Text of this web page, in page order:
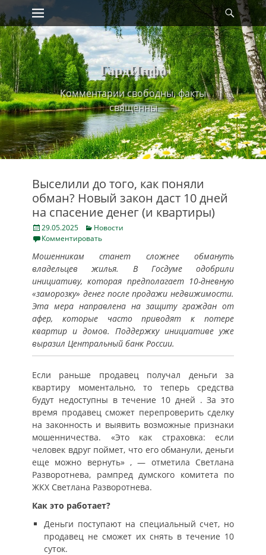
Skip
to
content
Primary Menu
ГардИнфо
Комментарии свободны, факты
священны
Выселили до того, как поняли
обман? Новый закон даст 10 дней
на спасение денег (и квартиры)
Posted
on
29.05.2025 Categories
Новости
Комментировать
Мошенникам станет сложнее обмануть
владельцев жилья. В Госдуме одобрили
инициативу, которая предполагает 10-дневную
«заморозку» денег после продажи недвижимости.
Эта мера направлена на защиту граждан от
афер, которые часто приводят к потере
квартир и домов. Поддержку инициативе уже
выразил Центральный банк России.
Если раньше продавец получал деньги за
квартиру моментально, то теперь средства
будут недоступны в течение 10 дней . За это
время продавец сможет перепроверить сделку
на законность и выявить возможные признаки
мошенничества. «Это как страховка: если
человек вдруг поймет, что его обманули, деньги
еще можно вернуть» , — отметила Светлана
Разворотнева, pампред думского комитета по
ЖКХ Светлана Разворотнева.
Как это работает?
Деньги поступают на специальный счет, но
продавец не сможет их снять в течение 10
суток.